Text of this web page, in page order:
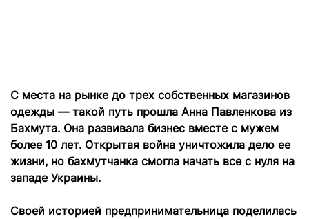
С места на рынке до трех собственных магазинов
одежды — такой путь прошла Анна Павленкова из
Бахмута. Она развивала бизнес вместе с мужем
более 10 лет. Открытая война уничтожила дело ее
жизни, но бахмутчанка смогла начать все с нуля на
западе Украины.
Своей историей предпринимательница поделилась